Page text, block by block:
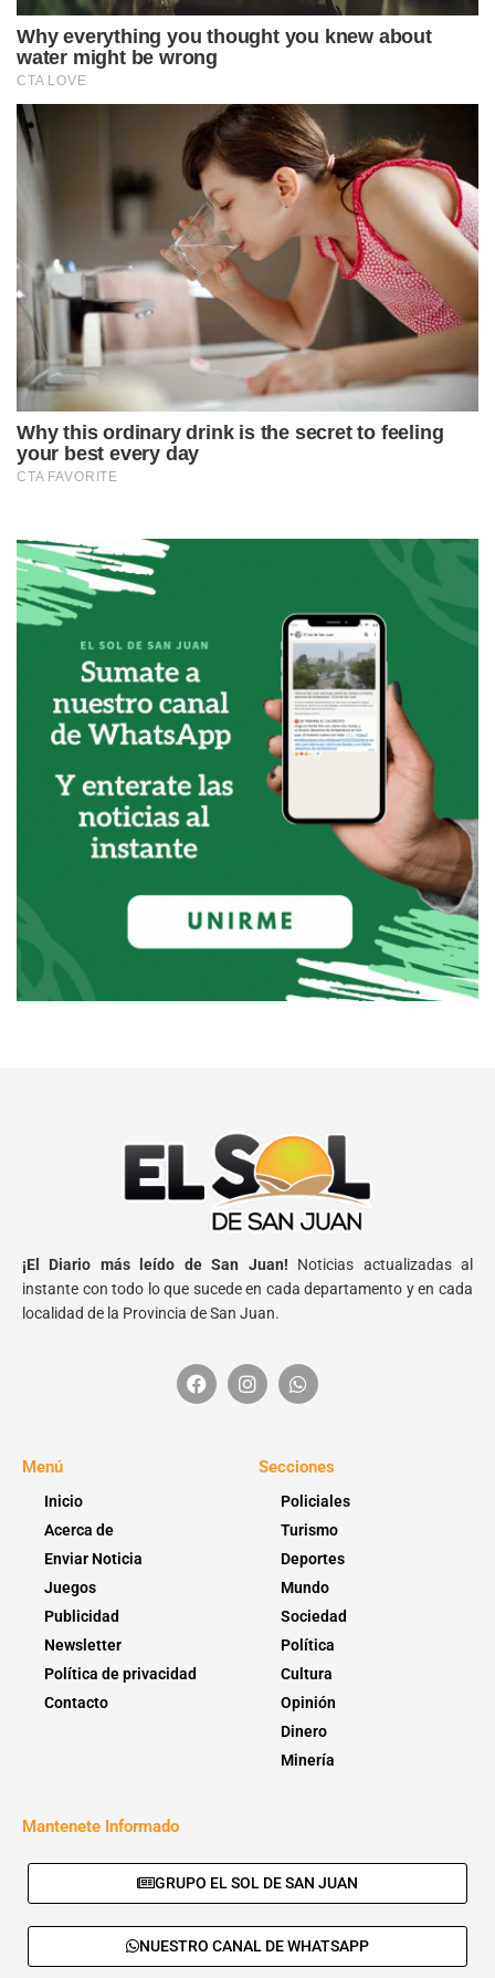
¡El Diario más leído de San Juan! Noticias actualizadas al
instante con todo lo que sucede en cada departamento y en cada
localidad de la Provincia de San Juan.
Menú
Inicio
Acerca de
Enviar Noticia
Juegos
Publicidad
Newsletter
Política de privacidad
Contacto
Secciones
Policiales
Turismo
Deportes
Mundo
Sociedad
Política
Cultura
Opinión
Dinero
Minería
Mantenete Informado
GRUPO EL SOL DE SAN JUAN
NUESTRO CANAL DE WHATSAPP